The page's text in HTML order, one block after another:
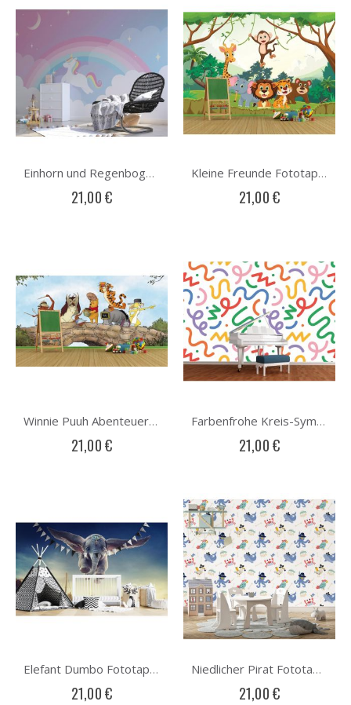
Einhorn und Regenbogen Fototapete
21,00 €
Kleine Freunde Fototapete
21,00 €
Winnie Puuh Abenteuer Fototapete
21,00 €
Farbenfrohe Kreis-Symphonie Fototapete
21,00 €
Elefant Dumbo Fototapete
21,00 €
Niedlicher Pirat Fototapete
21,00 €